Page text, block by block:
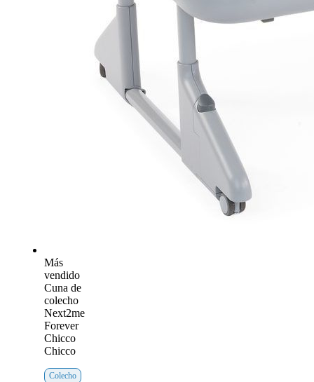
Más
vendido
Cuna de
colecho
Next2me
Forever
Chicco
Chicco
Colecho